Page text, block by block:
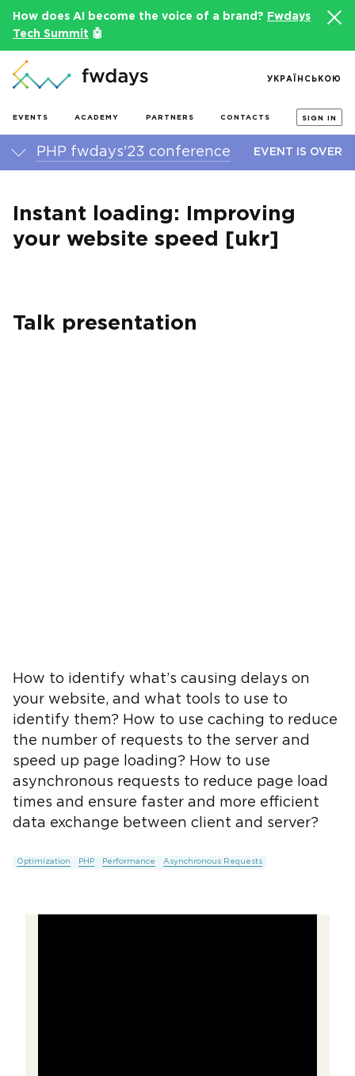
How does AI become the voice of a brand?
Fwdays
Tech Summit 🤖
EVENTS ACADEMY PARTNERS CONTACTS SIGN IN
УКРАЇНСЬКОЮ
PHP fwdays'23 conference EVENT IS OVER
Instant loading: Improving
your website speed [ukr]
Talk presentation
How to identify what’s causing delays on
your website, and what tools to use to
identify them? How to use caching to reduce
the number of requests to the server and
speed up page loading? How to use
asynchronous requests to reduce page load
times and ensure faster and more efficient
data exchange between client and server?
Optimization PHP Performance Asynchronous Requests